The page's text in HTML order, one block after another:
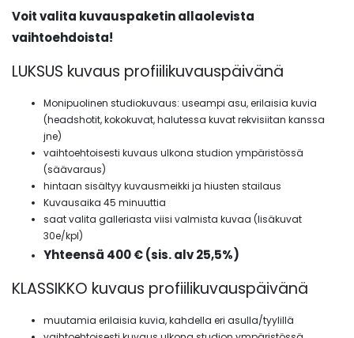
Voit valita kuvauspaketin allaolevista
vaihtoehdoista!
LUKSUS kuvaus profiilikuvauspäivänä
Monipuolinen studiokuvaus: useampi asu, erilaisia kuvia
(headshotit, kokokuvat, halutessa kuvat rekvisiitan kanssa
jne)
vaihtoehtoisesti kuvaus ulkona studion ympäristössä
(säävaraus)
hintaan sisältyy kuvausmeikki ja hiusten stailaus
Kuvausaika 45 minuuttia
saat valita galleriasta viisi valmista kuvaa (lisäkuvat
30e/kpl)
Yhteensä 400 € (sis. alv 25,5%)
KLASSIKKO kuvaus profiilikuvauspäivänä
muutamia erilaisia kuvia, kahdella eri asulla/tyylillä